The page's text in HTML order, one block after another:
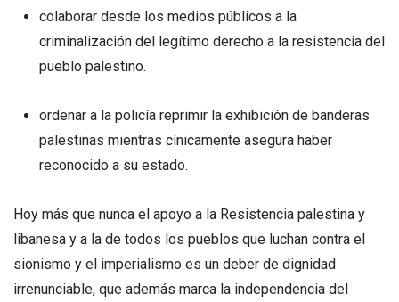
colaborar desde los medios públicos a la
criminalización del legítimo derecho a la resistencia del
pueblo palestino.
ordenar a la policía reprimir la exhibición de banderas
palestinas mientras cínicamente asegura haber
reconocido a su estado.
Hoy más que nunca el apoyo a la Resistencia palestina y
libanesa y a la de todos los pueblos que luchan contra el
sionismo y el imperialismo es un deber de dignidad
irrenunciable, que además marca la independencia del